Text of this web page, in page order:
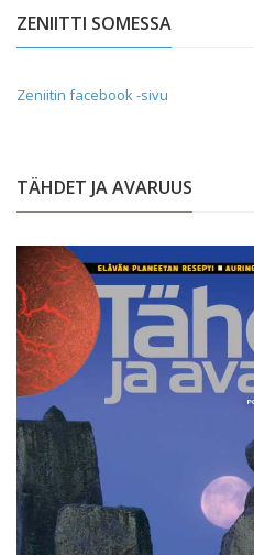
ZENIITTI SOMESSA
Zeniitin facebook -sivu
TÄHDET JA AVARUUS